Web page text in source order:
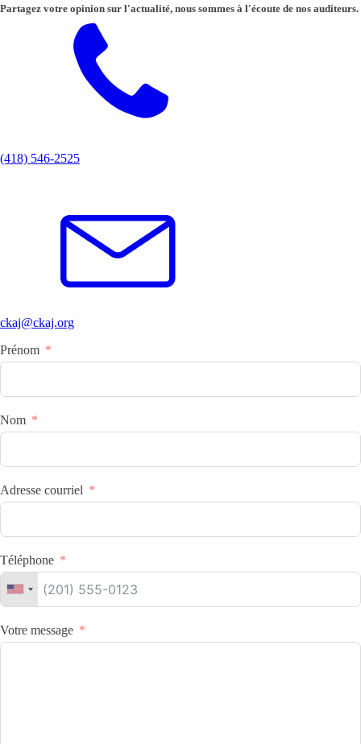
Partagez votre opinion sur l'actualité, nous sommes à l'écoute de nos auditeurs.
(418) 546-2525
ckaj@ckaj.org
Prénom
Nom
Adresse courriel
Téléphone
Votre message